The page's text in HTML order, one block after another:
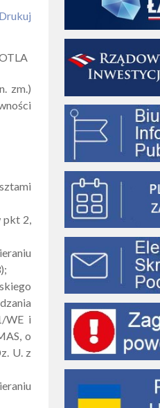
Drukuj
zm.)
pkt 2,
WE i
o
U. z